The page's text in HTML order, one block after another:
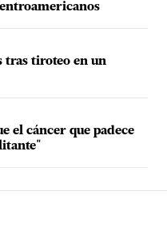
tras tiroteo en un
el cáncer que padece